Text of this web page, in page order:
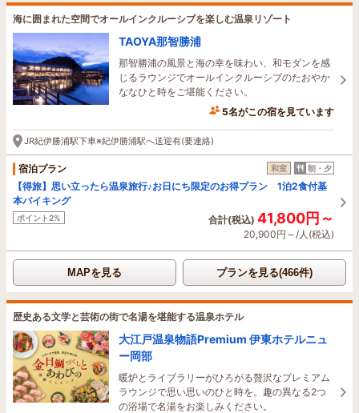
海に囲まれた空間でオールインクルーシブを楽しむ温泉リゾート
TAOYA那智勝浦
那智勝浦の風景と海の幸を味わい、和モダンを感
じるラウンジでオールインクルーシブのたおやか
ななひと時をご堪能ください。
5名がこの宿を見ています
1時間前に予約されました
JR紀伊勝浦駅下車※紀伊勝浦駅へ送迎有(要連絡)
宿泊プラン 和室 朝・夕
【得旅】思い立ったら温泉旅行♪お日にち限定のお得プラン 1泊2食付基
本バイキング
ポイント2% 合計(税込) 41,800円～
20,900円～/人(税込)
MAPを見る プランを見る(466件)
歴史ある文学と芸術の街で名湯を堪能する温泉ホテル
大江戸温泉物語Premium 伊東ホテルニュ
ー岡部
暖炉とライブラリーがひろがる贅沢なプレミアム
ラウンジで思い思いのひと時を。趣の異なる2つ
の浴場で名湯をお楽しみください。